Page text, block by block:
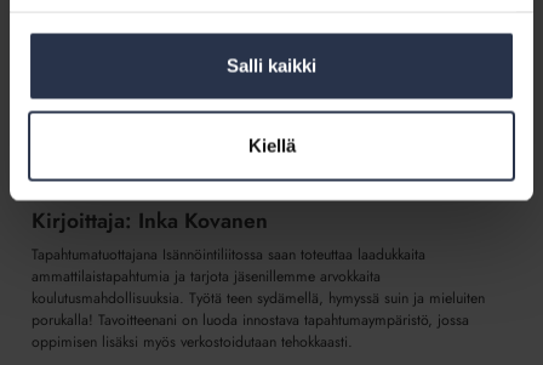
Salli kaikki
Kiellä
Kirjoittaja: Inka Kovanen
Tapahtumatuottajana Isännöintiliitossa saan toteuttaa laadukkaita
ammattilaistapahtumia ja tarjota jäsenillemme arvokkaita
koulutusmahdollisuuksia. Työtä teen sydämellä, hymyssä suin ja mieluiten
porukalla! Tavoitteenani on luoda innostava tapahtumaympäristö, jossa
oppimisen lisäksi myös verkostoidutaan tehokkaasti.